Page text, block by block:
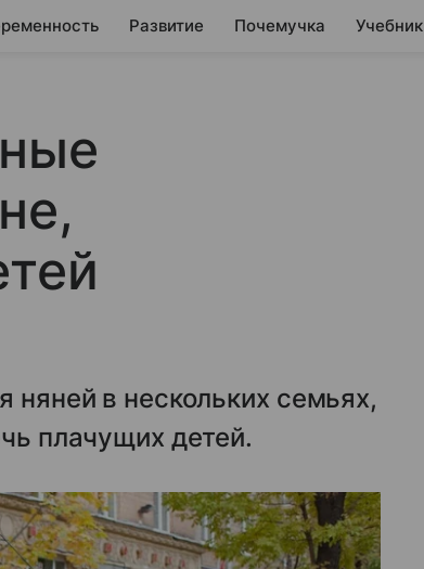
Развитие Почемучка Учебник
в нескольких семьях,
плачущих детей.